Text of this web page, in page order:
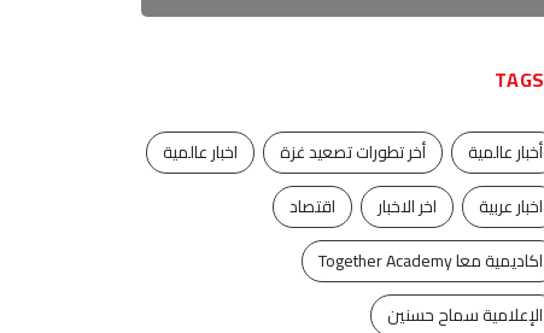
TAGS
أخبار عالمية أخر تطورات تصعيد غزة
اخبار عالمية
اخبار عربية
اخر الاخبار
اقتصاد
اكاديمية معا Together Academy
الإعلامية سماح حسنين